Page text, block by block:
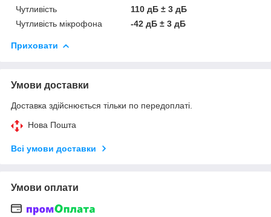
Чутливість
110 дБ ± 3 дБ
Чутливість мікрофона
-42 дБ ± 3 дБ
Приховати
Умови доставки
Доставка здійснюється тільки по передоплаті.
Нова Пошта
Всі умови доставки
Умови оплати